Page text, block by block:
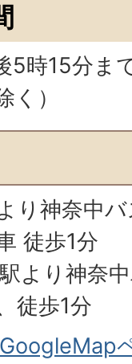
5時15分ま
）
り神奈中
徒歩1分
より神奈
徒歩1分